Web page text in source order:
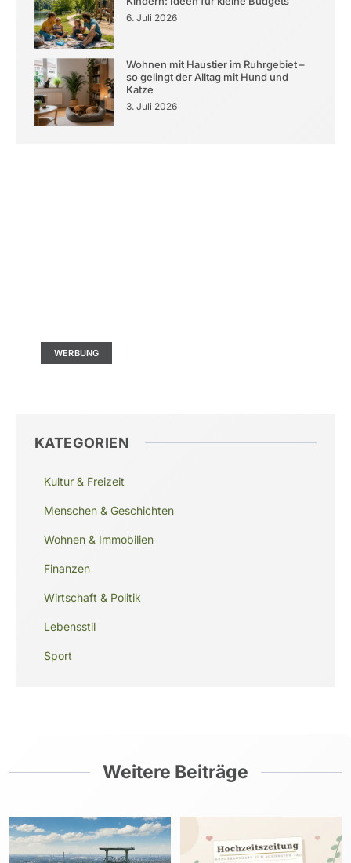
6. Juli 2026
Wohnen mit Haustier im Ruhrgebiet –
so gelingt der Alltag mit Hund und
Katze
3. Juli 2026
WERBUNG
KATEGORIEN
Kultur & Freizeit
Menschen & Geschichten
Wohnen & Immobilien
Finanzen
Wirtschaft & Politik
Lebensstil
Sport
Weitere Beiträge